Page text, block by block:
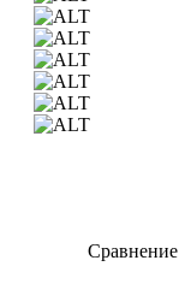
Сравнение